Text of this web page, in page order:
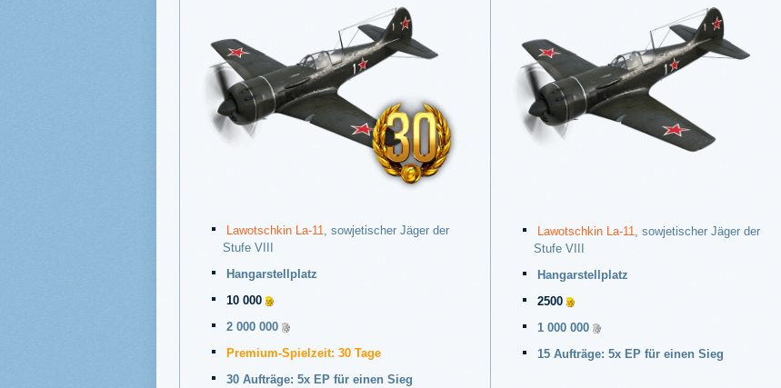
Lawotschkin La-11, sowjetischer Jäger der
Stufe VIII
Hangarstellplatz
10 000
2 000 000
Premium-Spielzeit: 30 Tage
30 Aufträge: 5x EP für einen Sieg
Lawotschkin La-11, sowjetischer Jäger der
Stufe VIII
Hangarstellplatz
2500
1 000 000
15 Aufträge: 5x EP für einen Sieg